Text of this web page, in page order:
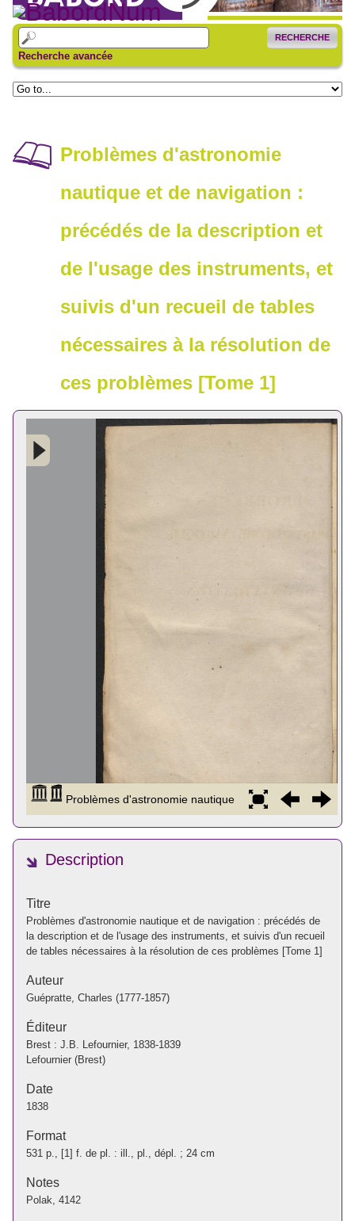
RECHERCHE
Recherche avancée
Problèmes d'astronomie
nautique et de navigation :
précédés de la description et
de l'usage des instruments, et
suivis d'un recueil de tables
nécessaires à la résolution de
ces problèmes [Tome 1]
Description
Titre
Problèmes d'astronomie nautique et de navigation : précédés de
la description et de l'usage des instruments, et suivis d'un recueil
de tables nécessaires à la résolution de ces problèmes [Tome 1]
Auteur
Guépratte, Charles (1777-1857)
Éditeur
Brest : J.B. Lefournier, 1838-1839
Lefournier (Brest)
Date
1838
Format
531 p., [1] f. de pl. : ill., pl., dépl. ; 24 cm
Notes
Polak, 4142